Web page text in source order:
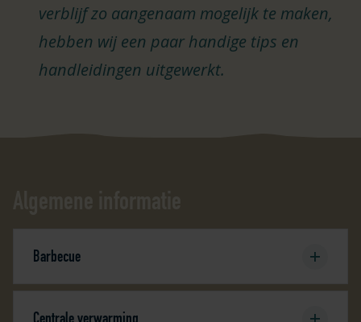
verblijf zo aangenaam mogelijk te maken,
hebben wij een paar handige tips en
handleidingen uitgewerkt.
Barbecue